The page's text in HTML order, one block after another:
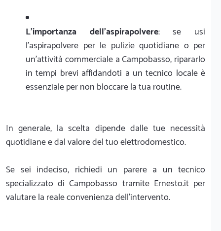
L'importanza dell'aspirapolvere: se usi
l'aspirapolvere per le pulizie quotidiane o per
un'attività commerciale a Campobasso, ripararlo
in tempi brevi affidandoti a un tecnico locale è
essenziale per non bloccare la tua routine.
In generale, la scelta dipende dalle tue necessità
quotidiane e dal valore del tuo elettrodomestico.
Se sei indeciso, richiedi un parere a un tecnico
specializzato di Campobasso tramite Ernesto.it per
valutare la reale convenienza dell'intervento.